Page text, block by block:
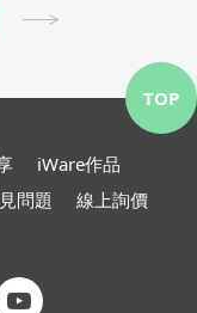
iWare作品
問題
線上詢價
TOP